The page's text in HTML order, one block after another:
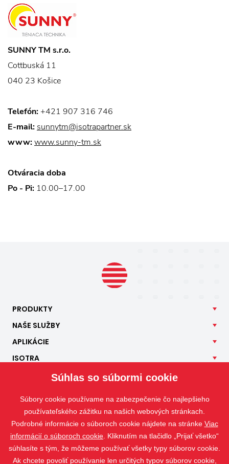
SUNNY TM s.r.o.
Cottbuská 11
040 23 Košice
Telefón: +421 907 316 746
E-mail: sunnytm@isotrapartner.sk
www:www.sunny-tm.sk
Otváracia doba
Po - Pi: 10.00–17.00
PRODUKTY
NAŠE SLUŽBY
APLIKÁCIE
ISOTRA
Súhlas so súbormi cookie
Súbory cookie používame na zabezpečenie čo najlepšieho
používateľského zážitku na našich webových stránkach.
Podrobné informácie o súboroch cookie nájdete na stránke Viac
informácií o súboroch cookie . Kliknutím na tlačidlo „Prijať všetko“
súhlasíte s tým, že môžeme používať všetky typy súborov cookie.
Ak chcete povoliť používanie len určitých typov súborov cookie,